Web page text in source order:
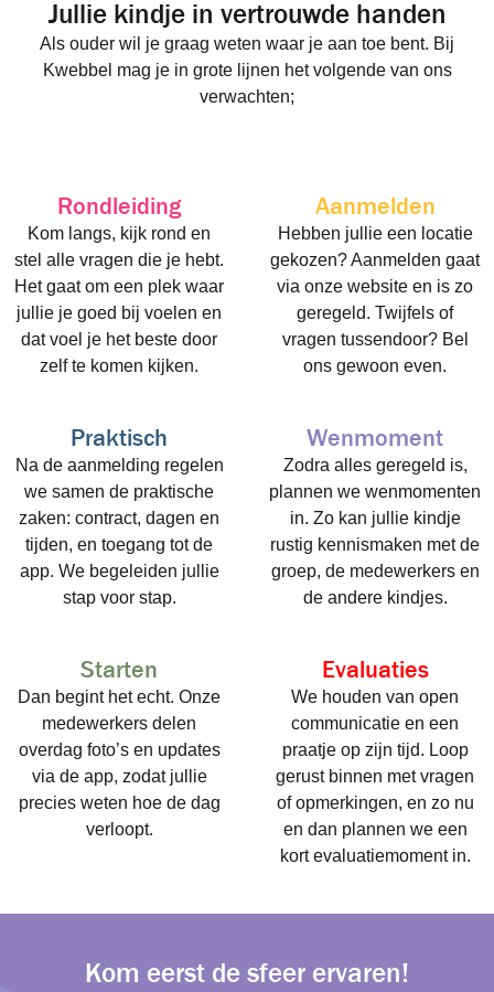
Jullie kindje in vertrouwde handen
Als ouder wil je graag weten waar je aan toe bent. Bij
Kwebbel mag je in grote lijnen het volgende van ons
verwachten;
Rondleiding
Kom langs, kijk rond en
stel alle vragen die je hebt.
Het gaat om een plek waar
jullie je goed bij voelen en
dat voel je het beste door
zelf te komen kijken.
Aanmelden
Hebben jullie een locatie
gekozen? Aanmelden gaat
via onze website en is zo
geregeld. Twijfels of
vragen tussendoor? Bel
ons gewoon even.
Praktisch
Na de aanmelding regelen
we samen de praktische
zaken: contract, dagen en
tijden, en toegang tot de
app. We begeleiden jullie
stap voor stap.
Wenmoment
Zodra alles geregeld is,
plannen we wenmomenten
in. Zo kan jullie kindje
rustig kennismaken met de
groep, de medewerkers en
de andere kindjes.
Starten
Dan begint het echt. Onze
medewerkers delen
overdag foto’s en updates
via de app, zodat jullie
precies weten hoe de dag
verloopt.
Evaluaties
We houden van open
communicatie en een
praatje op zijn tijd. Loop
gerust binnen met vragen
of opmerkingen, en zo nu
en dan plannen we een
kort evaluatiemoment in.
Kom eerst de sfeer ervaren!